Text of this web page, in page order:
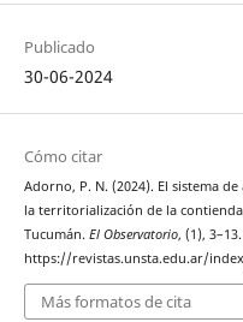
Publicado
30-06-2024
Cómo citar
Adorno, P. N. (2024). El sistema
la territorialización de la
Tucumán. El Observatorio, (1),
https://revistas.unsta.edu.ar/
Más formatos de cita